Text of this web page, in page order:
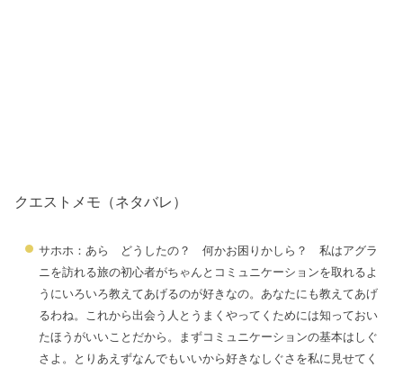
クエストメモ（ネタバレ）
サホホ：あら どうしたの？ 何かお困りかしら？ 私はアグラ
ニを訪れる旅の初心者がちゃんとコミュニケーションを取れるよ
うにいろいろ教えてあげるのが好きなの。あなたにも教えてあげ
るわね。これから出会う人とうまくやってくためには知っておい
たほうがいいことだから。まずコミュニケーションの基本はしぐ
さよ。とりあえずなんでもいいから好きなしぐさを私に見せてく